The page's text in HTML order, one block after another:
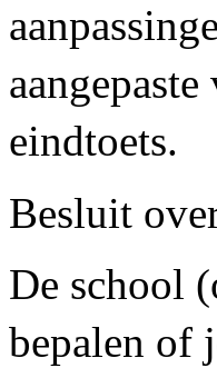
eindtoets.
Besluit
De school
bepalen of